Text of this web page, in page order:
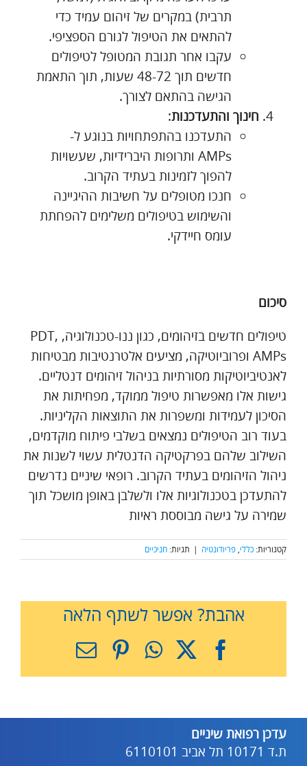
תרבית) במקרים של זיהום עמיד כדי
להתאים את הטיפול לגורם הספציפי.
עקבו אחר תגובת המטופל לטיפולים
חדשים תוך 48-72 שעות, תוך התאמת
הגישה בהתאם לצורך.
חינוך והתעדכנות:
התעדכנו בהתפתחויות בנוגע ל-
AMPs ותרופות היברידיות, שעשויות
להפוך לזמינות בעתיד הקרוב.
חנכו מטופלים על חשיבות ההיגיינה
והשימוש בטיפולים משלימים להפחתת
עומס חיידקי.
סיכום
טיפולים חדשים בזיהומים, כגון ננו-טכנולוגיה, PDT,
AMPs ופרוביוטיקה, מציעים אלטרנטיבות מבטיחות
לאנטיביוטיקות מסורתיות בניהול זיהומים דנטליים.
גישות אלו מאפשרות טיפול ממוקד, מפחיתות את
הסיכון לעמידות ומשפרות את התוצאות הקליניות.
בעוד רוב הטיפולים נמצאים בשלבי פיתוח מוקדמים,
השילוב שלהם בפרקטיקה הדנטלית עשוי לשנות את
ניהול הזיהומים בעתיד הקרוב. רופאי שיניים נדרשים
להתעדכן בטכנולוגיות אלו ולשלבן באופן מושכל תוך
שמירה על גישה מבוססת ראיות
קטגוריות: כללי,פריודונטיה | תגיות: חניכיים
אהבת? אפשר לשתף הלאה
Facebook
X
WhatsApp
Pinterest
כתובת
עדכן רפואת שיניים
ת.ד 10171 תל אביב 6110101